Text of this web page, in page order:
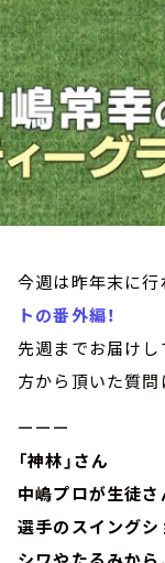
今週は昨年末に行
トの番外編！
先週までお届けし
方から頂いた質問
ーーー
「神林」さん
中嶋プロが生徒
選手のスイングシ